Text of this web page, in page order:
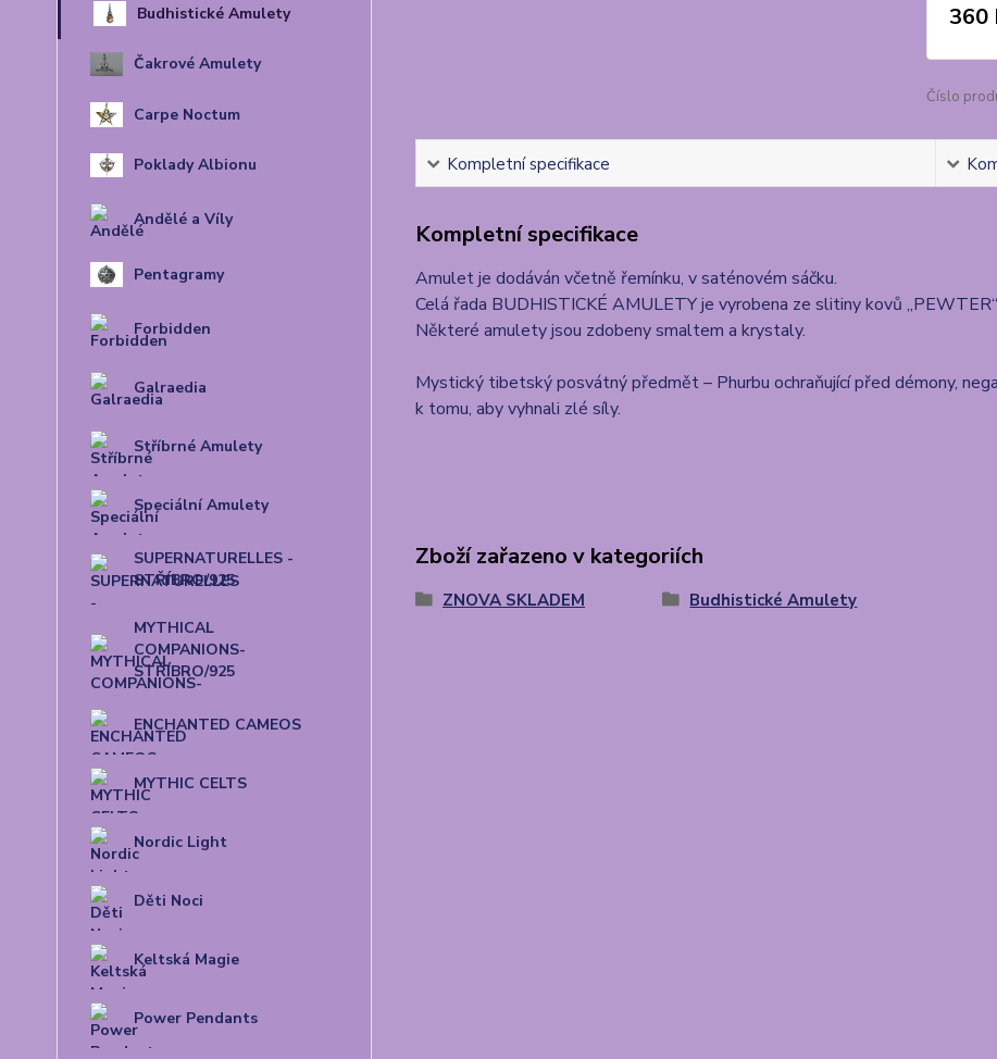
Budhistické Amulety
Čakrové Amulety
Carpe Noctum
Poklady Albionu
Andělé a Víly
Pentagramy
Forbidden
Galraedia
Stříbrné Amulety
Speciální Amulety
SUPERNATURELLES -
STŘÍBRO/925
MYTHICAL
COMPANIONS-
STŘÍBRO/925
ENCHANTED CAMEOS
MYTHIC CELTS
Nordic Light
Děti Noci
Keltská Magie
Power Pendants
360
Číslo
Kompletní specifikace
Kompletní specifikace
Amulet je dodáván včetně řemínku, v saténovém sáčku.
Celá řada BUDHISTICKÉ AMULETY je vyrobena ze slitiny kovů
Některé amulety jsou zdobeny smaltem a krystaly.
Mystický tibetský posvátný předmět – Phurbu ochraňující před démony,
k tomu, aby vyhnali zlé síly.
Zboží zařazeno v kategoriích
ZNOVA SKLADEM Budhistické Amulety